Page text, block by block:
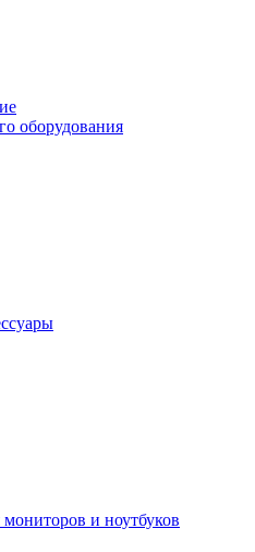
оборудования
и ноутбуков